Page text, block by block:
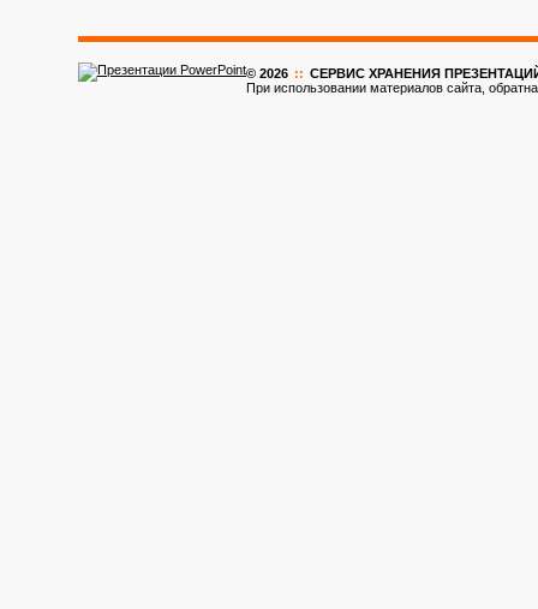
© 2026 :: CЕРВИС ХРАНЕНИЯ ПРЕЗЕНТАЦИЙ
При использовании материалов сайта,